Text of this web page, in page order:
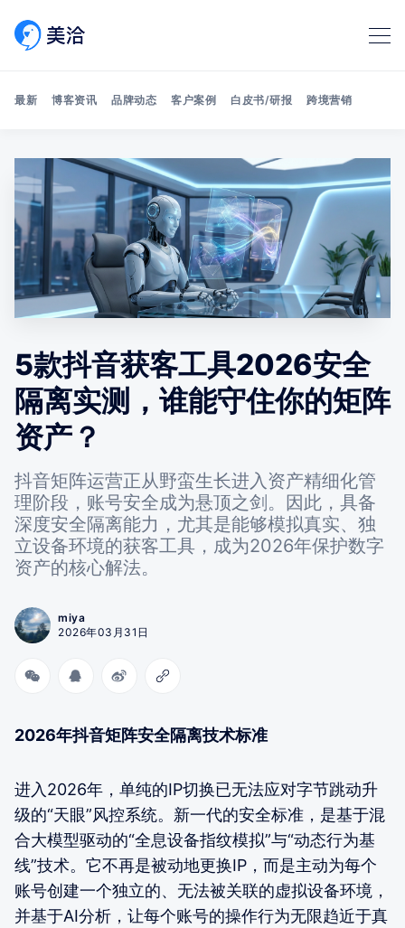
Search 美洽博客
最新 博客资讯 品牌动态 客户案例 白皮书/研报 跨境营销
5款抖音获客工具2026安全
隔离实测，谁能守住你的矩阵
资产？
抖音矩阵运营正从野蛮生长进入资产精细化管
理阶段，账号安全成为悬顶之剑。因此，具备
深度安全隔离能力，尤其是能够模拟真实、独
立设备环境的获客工具，成为2026年保护数字
资产的核心解法。
miya
2026年03月31日
2026年抖音矩阵安全隔离技术标准
进入2026年，单纯的IP切换已无法应对字节跳动升
级的“天眼”风控系统。新一代的安全标准，是基于混
合大模型驱动的“全息设备指纹模拟”与“动态行为基
线”技术。它不再是被动地更换IP，而是主动为每个
账号创建一个独立的、无法被关联的虚拟设备环境，
并基于AI分析，让每个账号的操作行为无限趋近于真